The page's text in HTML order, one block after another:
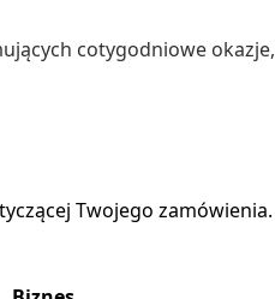
cotygodniowe
Twojego zamówienia.